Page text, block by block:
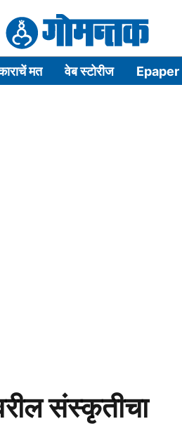
मत वेब स्टोरीज Epaper
संस्कृतीचा